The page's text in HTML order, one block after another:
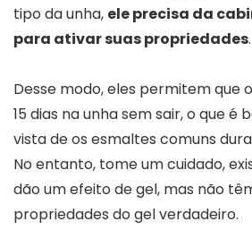
tipo da unha, ele precisa da
para ativar suas propriedades.
Desse modo, eles permitem que
15 dias na unha sem sair, o que
vista de os esmaltes comuns
No entanto, tome um cuidado,
dão um efeito de gel, mas não
propriedades do gel verdadeiro.